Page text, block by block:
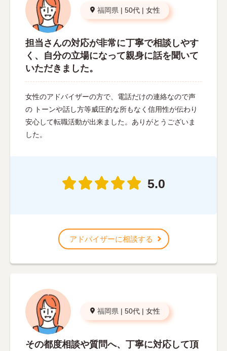
福岡県 | 50代 | 女性
担当さんの対応が非常に丁寧で相談しやす
く、自分の立場になって親身に話を聞いて
いただきました。
女性のアドバイザーの方で、電話だけの連絡なので声
の トーンや話し方等威圧的な所もなく信用性が伝わり
安心して転職活動が出来ました。ありがとうございま
した。
5.0
アドバイザーに相談する
福岡県 | 50代 | 女性
その都度相談や質問へ、丁寧に対応して頂